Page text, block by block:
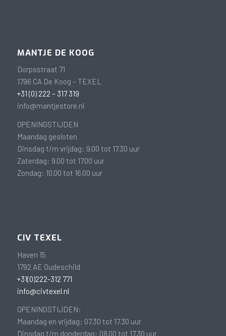
MANTJE DE KOOG
Dorpsstraat 71
1796 CA De Koog – TEXEL
+31 (0) 222 – 317 319
info@mantjestore.nl
OPENINGSTIJDEN
Maandag gesloten
Dinsdag t/m vrijdag: 9.00 tot 17.30 uur
Zaterdag: 9.00 tot 17.00 uur
Zondag: 10.00 tot 16.00 uur
CIV TEXEL
Haven 15
1792 AE Oudeschild
+31(0)222-312 771
info@civtexel.nl
OPENINGSTIJDEN:
Maandag en vrijdag: 07.30 tot 17.30 uur
Dinsdag t/m donderdag: 08.00 tot 17.30 uur